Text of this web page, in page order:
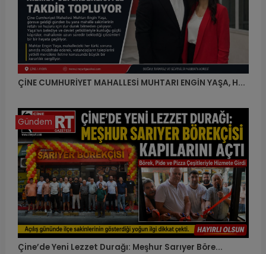
ÇİNE CUMHURİYET MAHALLESİ MUHTARI ENGİN YAŞA, H...
Çine’de Yeni Lezzet Durağı: Meşhur Sarıyer Böre...
Gündem